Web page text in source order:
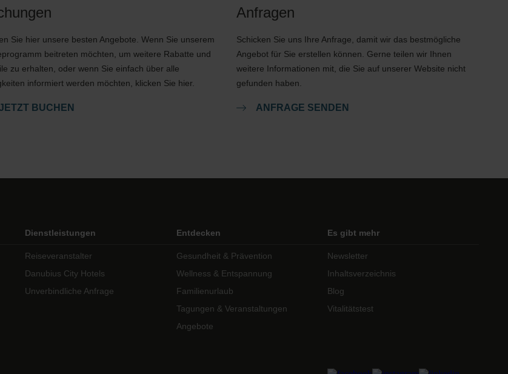
Sie hier unsere besten Angebote. Wenn Sie unserem
beitreten möchten, um weitere Rabatte und
zu erhalten, oder wenn Sie einfach über alle
informiert werden möchten, klicken Sie hier.
BUCHEN
Anfragen
Schicken Sie uns Ihre Anfrage, damit wir das bestmögliche
Angebot für Sie erstellen können. Gerne teilen wir Ihnen
weitere Informationen mit, die Sie auf unserer Website nicht
gefunden haben.
ANFRAGE SENDEN
Dienstleistungen
Reiseveranstalter
Danubius City Hotels
Unverbindliche Anfrage
Entdecken
Gesundheit & Prävention
Wellness & Entspannung
Familienurlaub
Tagungen & Veranstaltungen
Angebote
Es gibt mehr
Newsletter
Inhaltsverzeichnis
Blog
Vitalitätstest